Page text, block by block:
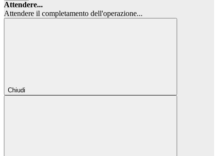
Attendere...
Attendere il completamento dell'operazione...
Chiudi